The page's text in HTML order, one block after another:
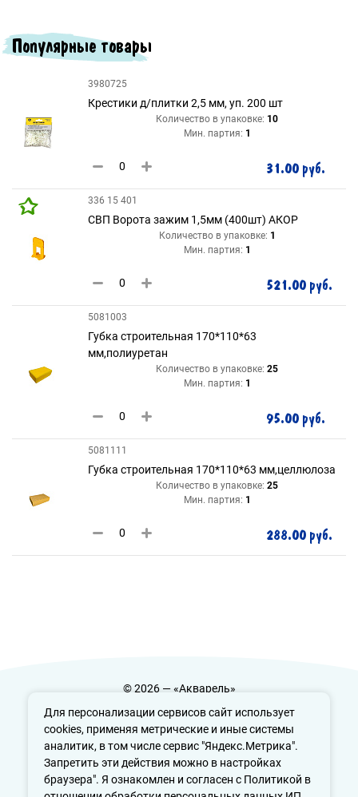
Для персонализации сервисов сайт использует
cookies, применяя метрические и иные системы
аналитик, в том числе сервис "Яндекс.Метрика".
Запретить эти действия можно в настройках
браузера". Я ознакомлен и согласен с Политикой в
Популярные товары
3980725
Крестики д/плитки 2,5 мм, уп. 200 шт
Количество в упаковке: 10
Мин. партия: 1
31.00 руб.
336 15 401
СВП Ворота зажим 1,5мм (400шт) АКОР
Количество в упаковке: 1
Мин. партия: 1
521.00 руб.
5081003
Губка строительная 170*110*63
мм,полиуретан
Количество в упаковке: 25
Мин. партия: 1
95.00 руб.
5081111
Губка строительная 170*110*63 мм,целлюлоза
Количество в упаковке: 25
Мин. партия: 1
288.00 руб.
© 2026 — «Акварель»
Политика конфиденциальности